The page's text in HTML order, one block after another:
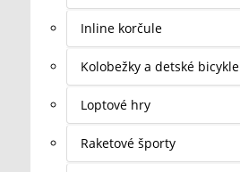
Inline korčule
Kolobežky a detské bicykle
Loptové hry
Raketové športy